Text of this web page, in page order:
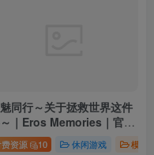
电脑游戏
同行～关于拯救世界这件
｜Eros Memories｜官方
｜1.08G｜免安装
资源 10 休闲游戏 模拟